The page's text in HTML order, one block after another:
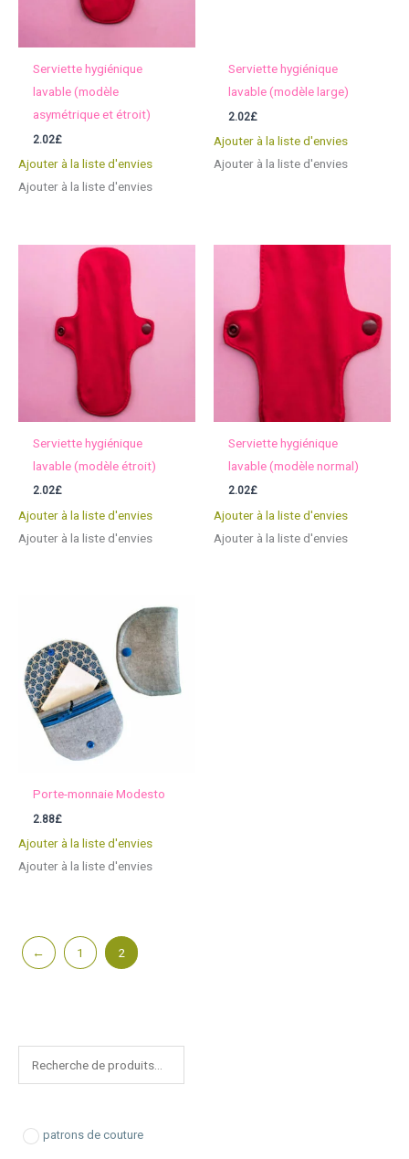
e
patrons de couture
Serviette hygiénique
lavable (modèle
asymétrique et étroit)
2.02£
Ajouter à la liste d'envies
Ajouter à la liste d'envies
Serviette hygiénique
lavable (modèle large)
2.02£
Ajouter à la liste d'envies
Ajouter à la liste d'envies
Serviette hygiénique
lavable (modèle étroit)
2.02£
Ajouter à la liste d'envies
Ajouter à la liste d'envies
Serviette hygiénique
lavable (modèle normal)
2.02£
Ajouter à la liste d'envies
Ajouter à la liste d'envies
Porte-monnaie Modesto
2.88£
Ajouter à la liste d'envies
Ajouter à la liste d'envies
← 1 2